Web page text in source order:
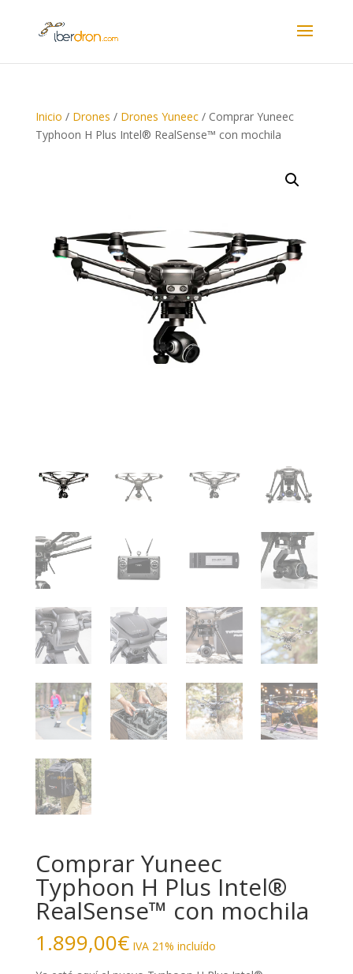
Inicio / Drones / Drones Yuneec/ Comprar Yuneec
Typhoon H Plus Intel® RealSense™ con mochila
Comprar Yuneec
Typhoon H Plus Intel®
RealSense™ con mochila
1.899,00€ IVA 21% incluído